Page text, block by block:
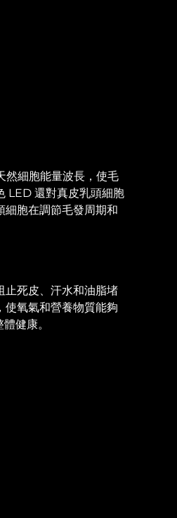
然細胞能量波長，使毛
LED 還對真皮乳頭細胞
細胞在調節毛發周期和
止死皮、汗水和油脂堵
使氧氣和營養物質能夠
健康。